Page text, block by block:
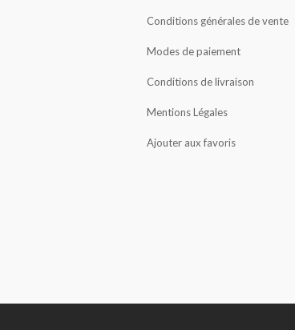
Conditions générales de vente
Modes de paiement
Conditions de livraison
Mentions Légales
Ajouter aux favoris